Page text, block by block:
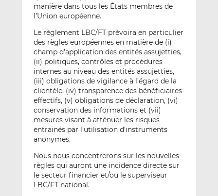
manière dans tous les États membres de
l’Union européenne.
Le règlement LBC/FT prévoira en particulier
des règles européennes en matière de (i)
champ d’application des entités assujetties,
(ii) politiques, contrôles et procédures
internes au niveau des entités assujetties,
(iii) obligations de vigilance à l’égard de la
clientèle, (iv) transparence des bénéficiaires
effectifs, (v) obligations de déclaration, (vi)
conservation des informations et (vii)
mesures visant à atténuer les risques
entrainés par l’utilisation d’instruments
anonymes.
Nous nous concentrerons sur les nouvelles
règles qui auront une incidence directe sur
le secteur financier et/ou le superviseur
LBC/FT national.